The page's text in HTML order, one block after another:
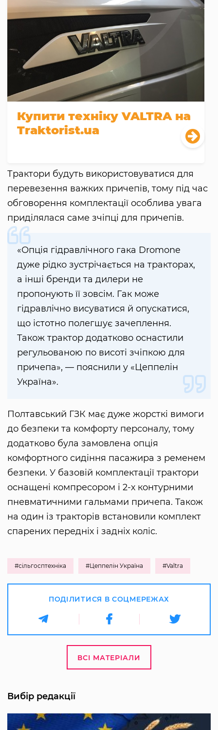
Купити техніку VALTRA на
Traktorist.ua
Трактори будуть використовуватися для
перевезення важких причепів, тому під час
обговорення комплектації особлива увага
приділялася саме зчіпці для причепів.
«Опція гідравлічного гака Dromone
дуже рідко зустрічається на тракторах,
а інші бренди та дилери не
пропонують її зовсім. Гак може
гідравлічно висуватися й опускатися,
що істотно полегшує зачеплення.
Також трактор додатково оснастили
регульованою по висоті зчіпкою для
причепа», — пояснили у «Цеппелін
Україна».
Полтавський ГЗК має дуже жорсткі вимоги
до безпеки та комфорту персоналу, тому
додатково була замовлена опція
комфортного сидіння пасажира з ременем
безпеки. У базовій комплектації трактори
оснащені компресором і 2-х контурними
пневматичними гальмами причепа. Також
на один із тракторів встановили комплект
спарених передніх і задніх коліс.
#сільгосптехніка #Цеппелін Україна #Valtra
ПОДІЛИТИСЯ В СОЦМЕРЕЖАХ
ВСІ МАТЕРІАЛИ
Вибір редакції